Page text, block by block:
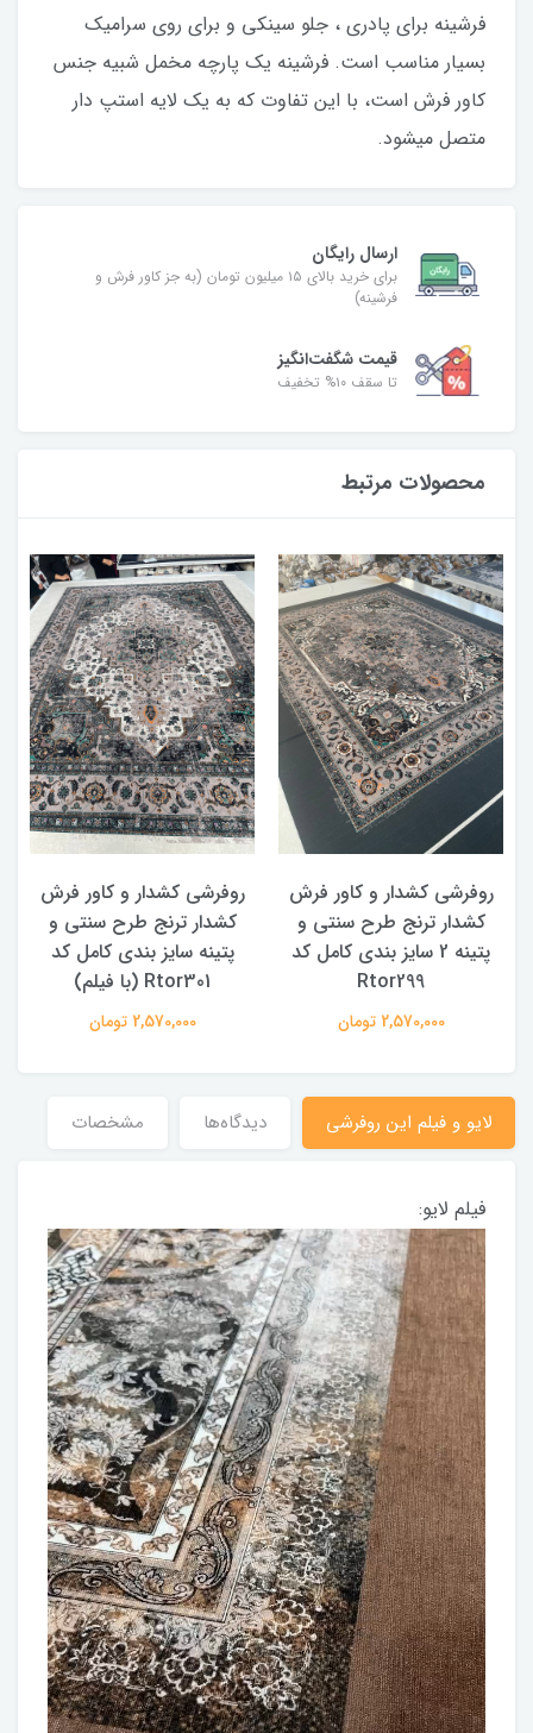
فرشینه برای پادری ، جلو سینکی و برای روی سرامیک
بسیار مناسب است. فرشینه یک پارچه مخمل شبیه جنس
کاور فرش است، با این تفاوت که به یک لایه استپ دار
متصل میشود.
ارسال رایگان
برای خرید بالای ۱۵ میلیون تومان (به جز کاور فرش و
فرشینه)
قیمت شگفت‌انگیز
تا سقف ۱۰% تخفیف
محصولات مرتبط
روفرشی کشدار و کاور فرش
کشدار ترنج طرح سنتی و
پتینه 2 سایز بندی کامل کد
Rtor299
2,570,000 تومان
روفرشی کشدار و کاور فرش
کشدار ترنج طرح سنتی و
پتینه سایز بندی کامل کد
Rtor301 (با فیلم)
2,570,000 تومان
لایو و فیلم این روفرشی دیدگاه‌ها مشخصات
فیلم لایو: